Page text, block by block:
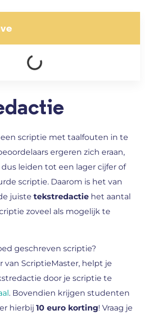
scriptie met taalfouten in te
ergeren zich eraan,
leiden tot een lager cijfer of
scriptie. Daarom is het van
juiste tekstredactie het aantal
zoveel als mogelijk te
geschreven scriptie?
van ScriptieMaster, helpt je
door je scriptie te
. Bovendien krijgen studenten
hierbij 10 euro korting! Vraag je